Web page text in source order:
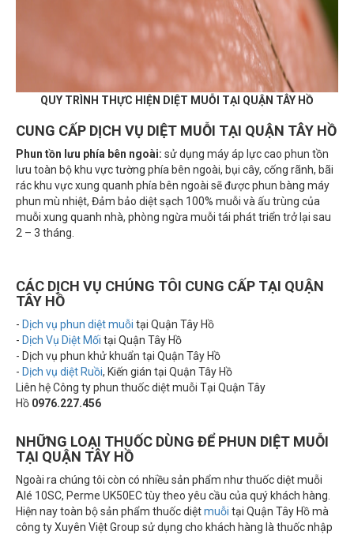
QUY TRÌNH THỰC HIỆN DIỆT MUỖI TẠI QUẬN TÂY HỒ
CUNG CẤP DỊCH VỤ DIỆT MUỖI TẠI QUẬN TÂY HỒ
lưu toàn bộ khu vực tường phía bên ngoài, bụi cây, cống rãnh, bãi
rác khu vực xung quanh phía bên ngoài sẽ được phun bàng máy
phun mù nhiệt, Đảm bảo diệt sạch 100% muỗi và ấu trùng của
muỗi xung quanh nhà, phòng ngừa muỗi tái phát triển trở lại sau
2 – 3 tháng.
CÁC DỊCH VỤ CHÚNG TÔI CUNG CẤP TẠI QUẬN
TÂY HỒ
Dịch Vụ Diệt Mốitại Quận Tây Hồ
- Dịch vụ phun khử khuẩn tại Quận Tây Hồ
Dịch vụ diệt Ruồi, Kiến gián tại Quận Tây Hồ
Liên hệ Công ty phun thuốc diệt muỗi Tại Quận Tây
Hồ0976.227.456
NHỮNG LOẠI THUỐC DÙNG ĐỂ PHUN DIỆT MUỖI
TẠI QUẬN TÂY HỒ
Alé 10SC, Perme UK50EC tùy theo yêu cầu của quý khách hàng.
Hiện nay toàn bộ sản phẩm thuốc diệtmuỗi tại Quận Tây Hồ mà
công ty Xuyên Việt Group sử dụng cho khách hàng là thuốc nhập